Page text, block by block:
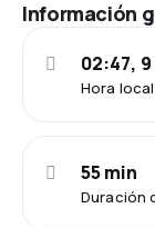
Información
Hora
02:47,
Duración
55 min